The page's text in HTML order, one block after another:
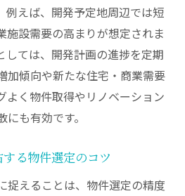
例えば、開発予定地周辺では短
施設需要の高まりが想定されま
しては、開発計画の進捗を定期
加傾向や新たな住宅・商業需要
よく物件取得やリノベーション
も有効です。
る物件選定のコツ
捉えることは、物件選定の精度